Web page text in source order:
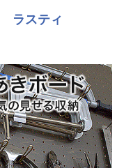
ラスティ